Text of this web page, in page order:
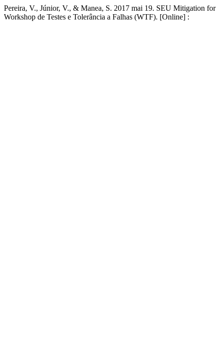
Pereira, V., Júnior, V., & Manea, S. 2017 mai 19. SEU Mitigation
Workshop de Testes e Tolerância a Falhas (WTF). [Online] :